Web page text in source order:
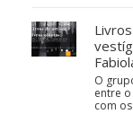
O
entre
com